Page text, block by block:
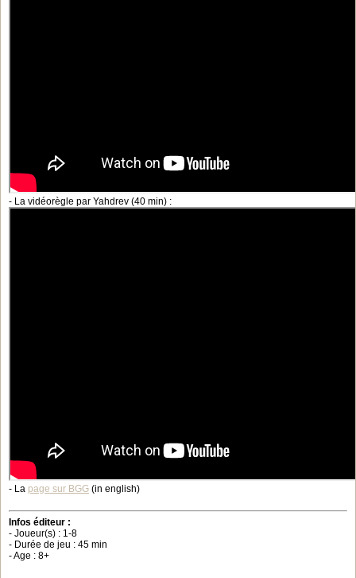
- La vidéorègle par Yahdrev (40 min) :
- La page sur BGG (in english)
Infos éditeur :
- Joueur(s) : 1-8
- Durée de jeu : 45 min
- Age : 8+